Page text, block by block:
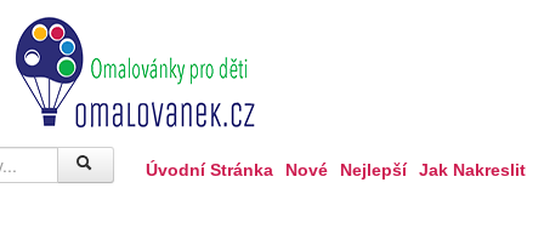
Úvodní Stránka Nové Nejlepší Jak Nakreslit